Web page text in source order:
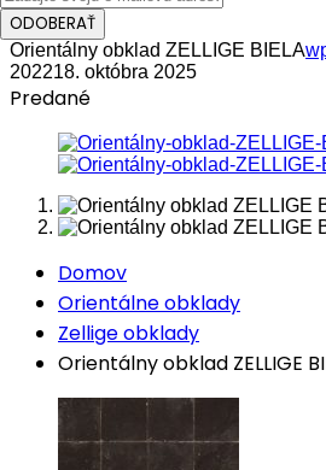
ODOBERAŤ
Orientálny obklad ZELLIGE BIELA
202218. októbra 2025
Predané
Domov
Orientálne obklady
Zellige obklady
Orientálny obklad ZELLIGE